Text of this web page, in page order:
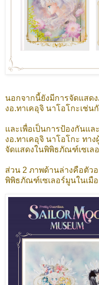
นอกจากนี้ยังมีการจัดแสด
งอ.ทาเคอุจิ นาโอโกะเช่น
และเพื่อเป็นการป้องกันแ
งอ.ทาเคอุจิ นาโอโกะ ทา
จัดแสดงในพิพิธภัณฑ์เซเล
ส่วน 2 ภาพด้านล่างคือตัว
พิพิธภัณฑ์เซเลอร์มูนในเมือ